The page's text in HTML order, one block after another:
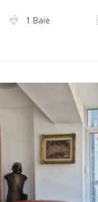
1 Baie